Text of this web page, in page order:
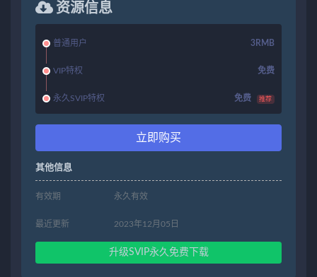
资源信息
普通用户 3RMB
VIP特权 免费
永久SVIP特权 免费 推荐
立即购买
其他信息
有效期 永久有效
最近更新 2023年12月05日
升级SVIP永久免费下载